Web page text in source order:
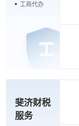
工商代办
斐济财税
服务